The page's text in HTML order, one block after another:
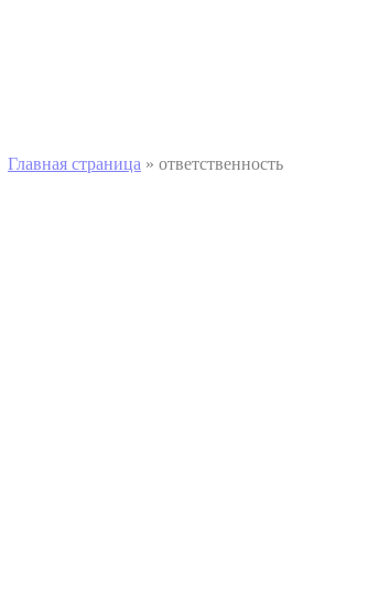
Главная страница » ответственность